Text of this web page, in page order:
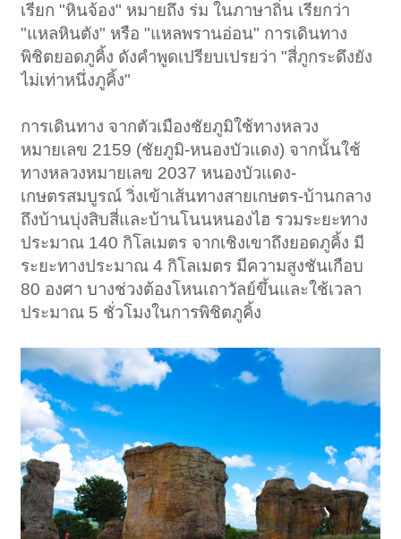
เรียก "หินจ้อง" หมายถึง ร่ม ในภาษาถิ่น เรียกว่า
"แหลหินตัง" หรือ "แหลพรานอ่อน" การเดินทาง
พิชิตยอดภูคิ้ง ดังคำพูดเปรียบเปรยว่า "สี่ภูกระดึงยัง
ไม่เท่าหนึ่งภูคิ้ง"
การเดินทาง จากตัวเมืองชัยภูมิใช้ทางหลวง
หมายเลข 2159 (ชัยภูมิ-หนองบัวแดง) จากนั้นใช้
ทางหลวงหมายเลข 2037 หนองบัวแดง-
เกษตรสมบูรณ์ วิ่งเข้าเส้นทางสายเกษตร-บ้านกลาง
ถึงบ้านบุ่งสิบสี่และบ้านโนนหนองไฮ รวมระยะทาง
ประมาณ 140 กิโลเมตร จากเชิงเขาถึงยอดภูคิ้ง มี
ระยะทางประมาณ 4 กิโลเมตร มีความสูงชันเกือบ
80 องศา บางช่วงต้องโหนเถาวัลย์ขึ้นและใช้เวลา
ประมาณ 5 ชั่วโมงในการพิชิตภูคิ้ง